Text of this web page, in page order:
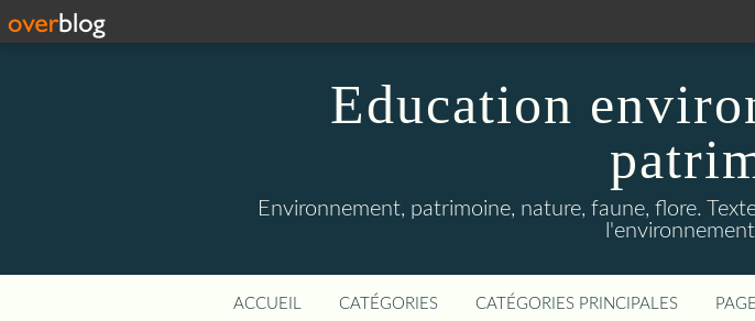
Education
Environnement, patrimoine, nature, faune, flore.
ACCUEIL CATÉGORIES CATÉGORIES PRINCIPALES